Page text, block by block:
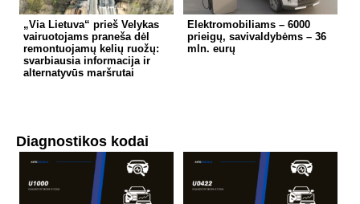
„Via Lietuva“ prieš Velykas
vairuotojams praneša dėl
remontuojamų kelių ruožų:
svarbiausia informacija ir
alternatyvūs maršrutai
Elektromobiliams – 6000
prieigų, savivaldybėms – 36
mln. eurų
Diagnostikos kodai